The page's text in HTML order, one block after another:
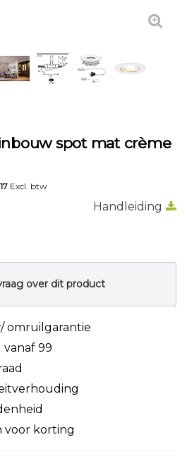
spot mat crème
Excl. btw
Handleiding
over dit product
omruilgarantie
vanaf 99
voor korting